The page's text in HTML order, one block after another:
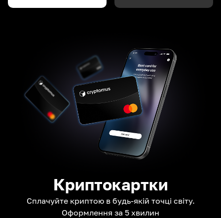
Криптокартки
Сплачуйте криптою в будь-якій точці світу.
Оформлення за 5 хвилин